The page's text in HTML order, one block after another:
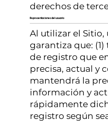
derechos de
Representaciones del usuario
Al utilizar el Sitio,
garantiza que:
de registro que
precisa, actual y
mantendrá la
información y
rápidamente
registro según